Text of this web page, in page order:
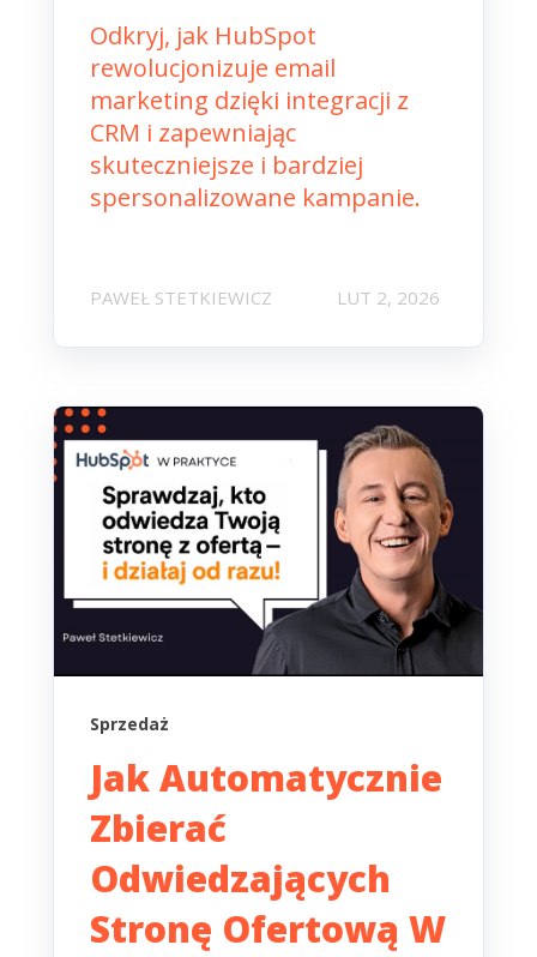
Odkryj, jak HubSpot
rewolucjonizuje email
marketing dzięki integracji z
CRM i zapewniając
skuteczniejsze i bardziej
spersonalizowane kampanie.
PAWEŁ STETKIEWICZ LUT 2, 2026
Sprzedaż
Jak Automatycznie
Zbierać
Odwiedzających
Stronę Ofertową W